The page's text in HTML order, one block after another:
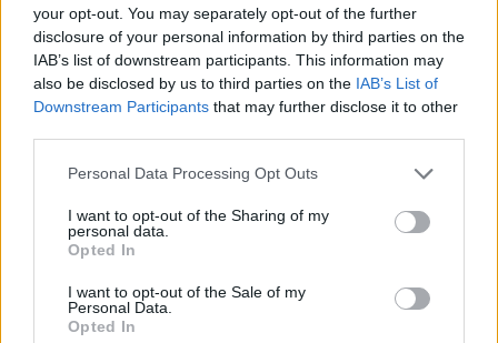
your opt-out. You may separately opt-out of the further
disclosure of your personal information by third parties on the
IAB’s list of downstream participants. This information may
also be disclosed by us to third parties on the IAB’s List of
Downstream Participants that may further disclose it to other
Please note that this website/app uses one or more Google
not limited to your visit or usage behaviour. You may click to
grant or deny consent to Google and its third-party tags to
use your data for below specified purposes in below Google
consent section.
Personal Data Processing Opt Outs
I want to opt-out of the Sharing of my
personal data.
Opted In
I want to opt-out of the Sale of my
Personal Data.
Opted In
Saját fotoszintézis
Rá kellett jönnöm, mindent csak saját magamon
keresztül tudok megfogalmazni. Nem tudok egy
nagy tölgy ár-nyékában szorongani, hogy kövessem
a tölgy növésirányát, terebélyességét. Nekem a saját
napfényemet kell magamba szívnom, magamnak
kell fotoszintetizálnom, és akkor esetleg valami
rügyeket is tudok hajtani. Ha letö-rik, leszakad,
elkorcsosul, akkor az az én rügyem. Nem háríthatom
senkire sem a felelősséget. Magyarul, én a személyes
kockázatvállalást választottam.
Kockáztass!